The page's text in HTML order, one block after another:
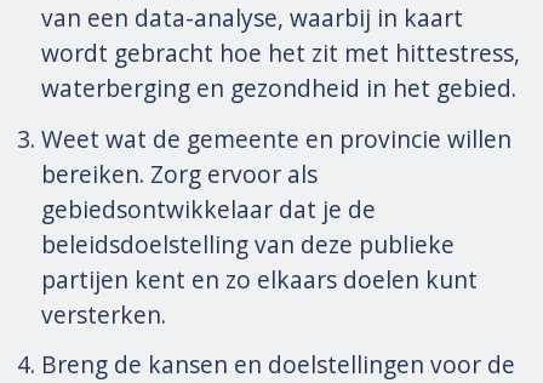
van een data-analyse, waarbij in kaart
wordt gebracht hoe het zit met hittestress,
waterberging en gezondheid in het gebied.
Weet wat de gemeente en provincie willen
bereiken. Zorg ervoor als
gebiedsontwikkelaar dat je de
beleidsdoelstelling van deze publieke
partijen kent en zo elkaars doelen kunt
versterken.
Breng de kansen en doelstellingen voor de